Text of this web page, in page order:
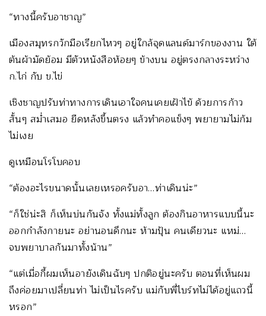
“ทางนี้ครับอาชาญ”
เมืองสมุทรกวักมือเรียกไหวๆ อยู่ใกล้จุดแลนด์มาร์กของงาน ใต้
ต้นผ้ามัดย้อม มีตัวหนังสือห้อยๆ ข้างบน อยู่ตรงกลางระหว่าง
ก.ไก่ กับ ข.ไข่
เชิงชาญปรับท่าทางการเดินเอาใจคนเคยเฝ้าไข้ ด้วยการก้าว
สั้นๆ สม่ำเสมอ ยืดหลังขึ้นตรง แล้วทำคอแข็งๆ พยายามไม่ก้ม
ไม่เงย
ดูเหมือนโรโบคอบ
“ต้องอะไรขนาดนั้นเลยเหรอครับอา…ท่าเดินน่ะ”
“ก็ใช่น่ะสิ ก็เห็นบ่นกันจัง ทั้งแม่ทั้งลูก ต้องกินอาหารแบบนี้นะ
ออกกำลังกายนะ อย่านอนดึกนะ ห้ามปุ้น คนเดียวนะ แหม่…
จบพยาบาลกันมาทั้งน้าน”
“แต่เมื่อกี้ผมเห็นอายังเดินฉับๆ ปกติอยู่นะครับ ตอนที่เห็นผม
ถึงค่อยมาเปลี่ยนท่า ไม่เป็นไรครับ แม่กับพี่ไบร์ทไม่ได้อยู่แถวนี้
หรอก”